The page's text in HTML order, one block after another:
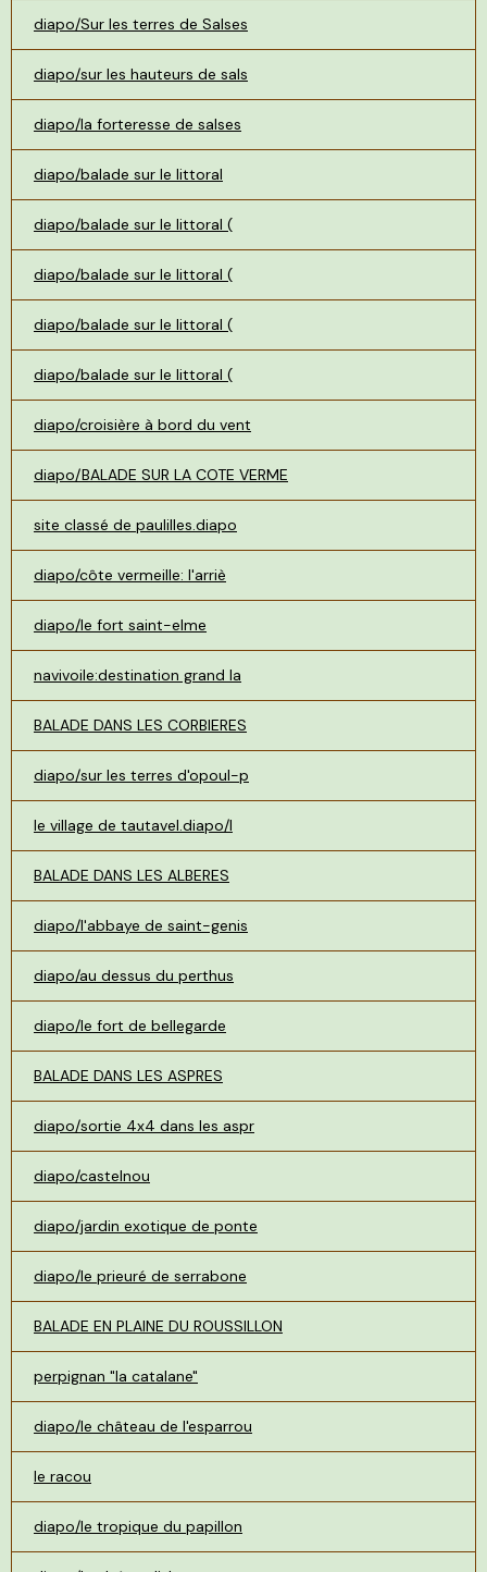
diapo/Sur les terres de Salses
diapo/sur les hauteurs de sals
diapo/la forteresse de salses
diapo/balade sur le littoral
diapo/balade sur le littoral (
diapo/balade sur le littoral (
diapo/balade sur le littoral (
diapo/balade sur le littoral (
diapo/croisière à bord du vent
diapo/BALADE SUR LA COTE VERME
site classé de paulilles.diapo
diapo/côte vermeille: l'arriè
diapo/le fort saint-elme
navivoile:destination grand la
BALADE DANS LES CORBIERES
diapo/sur les terres d'opoul-p
le village de tautavel.diapo/l
BALADE DANS LES ALBERES
diapo/l'abbaye de saint-genis
diapo/au dessus du perthus
diapo/le fort de bellegarde
BALADE DANS LES ASPRES
diapo/sortie 4x4 dans les aspr
diapo/castelnou
diapo/jardin exotique de ponte
diapo/le prieuré de serrabone
BALADE EN PLAINE DU ROUSSILLON
perpignan "la catalane"
diapo/le château de l'esparrou
le racou
diapo/le tropique du papillon